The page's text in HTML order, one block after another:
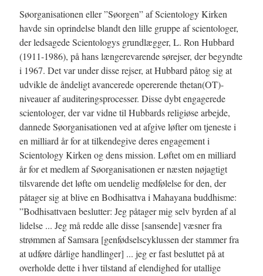
Søorganisationen eller ”Søorgen” af Scientology Kirken
havde sin oprindelse blandt den lille gruppe af scientologer,
der ledsagede Scientologys grundlægger, L. Ron Hubbard
(1911-1986), på hans længerevarende sørejser, der begyndte
i 1967. Det var under disse rejser, at Hubbard påtog sig at
udvikle de åndeligt avancerede opererende thetan(OT)-
niveauer af auditeringsprocesser. Disse dybt engagerede
scientologer, der var vidne til Hubbards religiøse arbejde,
dannede Søorganisationen ved at afgive løfter om tjeneste i
en milliard år for at tilkendegive deres engagement i
Scientology Kirken og dens mission. Løftet om en milliard
år for et medlem af Søorganisationen er næsten nøjagtigt
tilsvarende det løfte om uendelig medfølelse for den, der
påtager sig at blive en Bodhisattva i Mahayana buddhisme:
”Bodhisattvaen beslutter: Jeg påtager mig selv byrden af al
lidelse ... Jeg må redde alle disse [sansende] væsner fra
strømmen af Samsara [genfødselscyklussen der stammer fra
at udføre dårlige handlinger] ... jeg er fast besluttet på at
overholde dette i hver tilstand af elendighed for utallige